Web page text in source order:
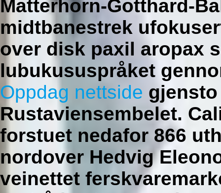
Matterhorn-Gotthard-
midtbanestrek
over disk paxil aropax
lubukususpråket
Oppdag nettside
Rustaviensembelet.
forstuet nedafor 866
nordover Hedvig
veinettet